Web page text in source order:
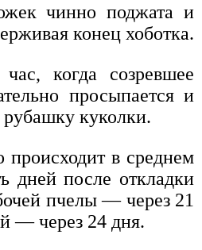
чинно поджата и
конец хоботка.
когда созревшее
просыпается и
рубашку куколки.
происходит в среднем
дней после откладки
пчелы — через 21
— через 24 дня.